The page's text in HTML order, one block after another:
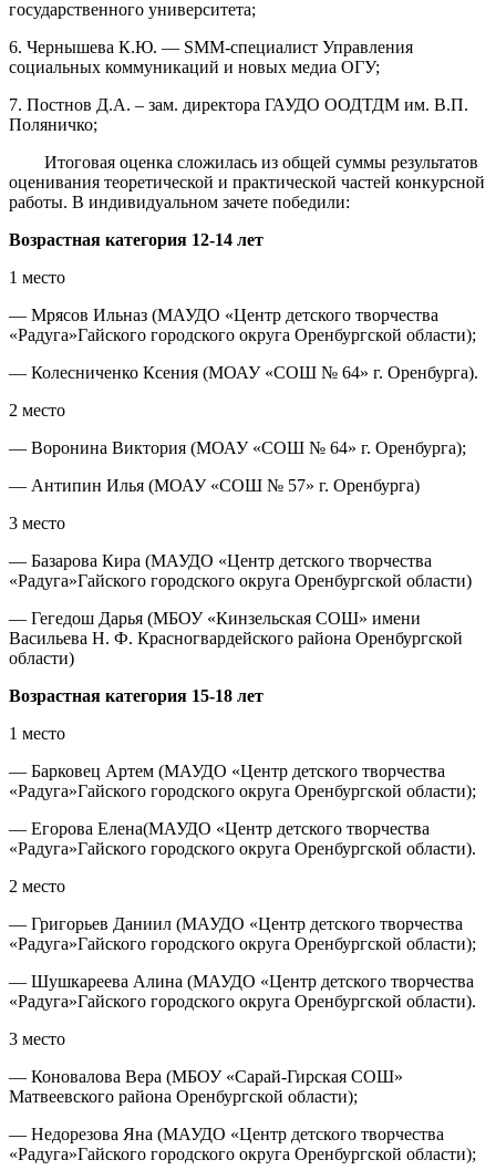
государственного университета;
6. Чернышева К.Ю. — SMM-специалист Управления
социальных коммуникаций и новых медиа ОГУ;
7. Постнов Д.А. – зам. директора ГАУДО ООДТДМ им. В.П.
Поляничко;
Итоговая оценка сложилась из общей суммы результатов
оценивания теоретической и практической частей конкурсной
работы. В индивидуальном зачете победили:
Возрастная категория 12-14 лет
1 место
— Мрясов Ильназ (МАУДО «Центр детского творчества
«Радуга»Гайского городского округа Оренбургской области);
— Колесниченко Ксения (МОАУ «СОШ № 64» г. Оренбурга).
2 место
— Воронина Виктория (МОАУ «СОШ № 64» г. Оренбурга);
— Антипин Илья (МОАУ «СОШ № 57» г. Оренбурга)
3 место
— Базарова Кира (МАУДО «Центр детского творчества
«Радуга»Гайского городского округа Оренбургской области)
— Гегедош Дарья (МБОУ «Кинзельская СОШ» имени
Васильева Н. Ф. Красногвардейского района Оренбургской
области)
Возрастная категория 15-18 лет
1 место
— Барковец Артем (МАУДО «Центр детского творчества
«Радуга»Гайского городского округа Оренбургской области);
— Егорова Елена(МАУДО «Центр детского творчества
«Радуга»Гайского городского округа Оренбургской области).
2 место
— Григорьев Даниил (МАУДО «Центр детского творчества
«Радуга»Гайского городского округа Оренбургской области);
— Шушкареева Алина (МАУДО «Центр детского творчества
«Радуга»Гайского городского округа Оренбургской области).
3 место
— Коновалова Вера (МБОУ «Сарай-Гирская СОШ»
Матвеевского района Оренбургской области);
— Недорезова Яна (МАУДО «Центр детского творчества
«Радуга»Гайского городского округа Оренбургской области);